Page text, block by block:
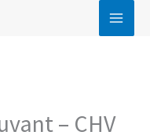
– CHV